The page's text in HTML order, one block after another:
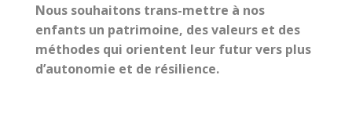
Nous souhaitons trans-mettre à nos
enfants un patrimoine, des valeurs et des
méthodes qui orientent leur futur vers plus
d’autonomie et de résilience.